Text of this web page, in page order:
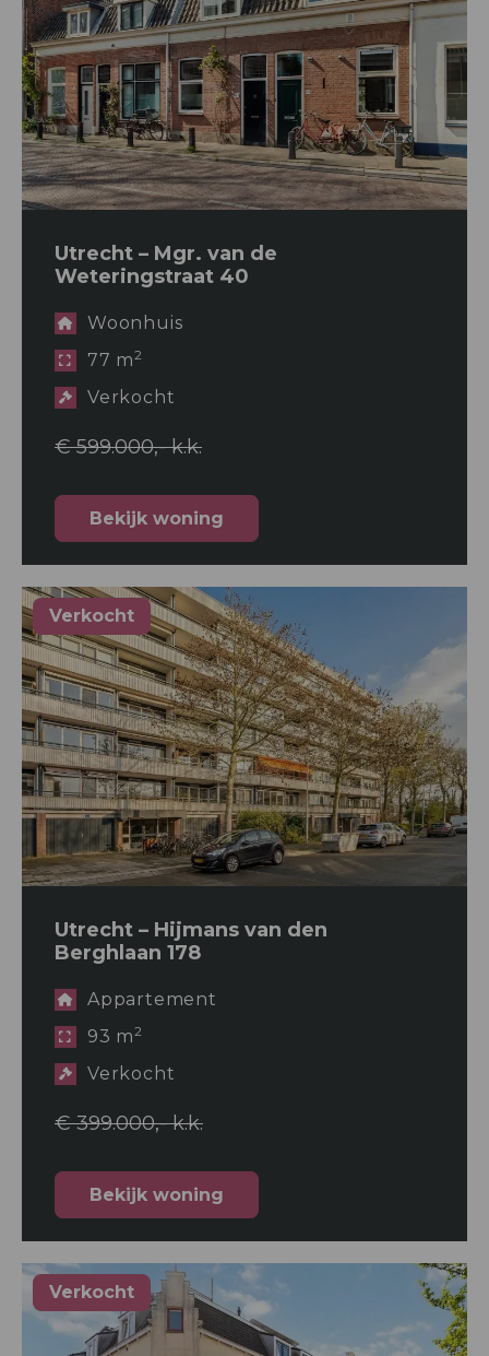
Utrecht – Mgr. van de
Weteringstraat 40
Woonhuis
77 m2
Verkocht
€ 599.000,- k.k.
Bekijk woning
Verkocht
Utrecht – Hijmans van den
Berghlaan 178
Appartement
93 m2
Verkocht
€ 399.000,- k.k.
Bekijk woning
Verkocht